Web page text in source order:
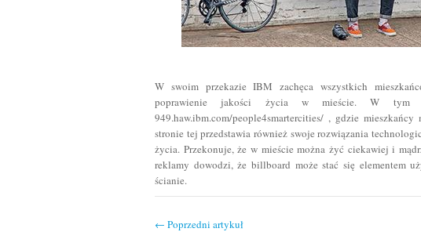
W swoim przekazie IBM zachęca wszystkich
poprawienie jakości życia w mieście. W tym
949.haw.ibm.com/people4smartercities/ , gdzie
stronie tej przedstawia również swoje rozwiązania
życia. Przekonuje, że w mieście można żyć ciekawiej i
reklamy dowodzi, że billboard może stać się elementem
ścianie.
← Poprzedni artykuł